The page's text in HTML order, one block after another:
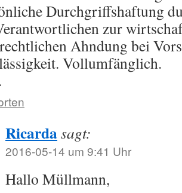
Durchgriffshaftung
zur
Ahndung bei
Vollumfänglich.
Ricardasagt:
2016-05-14 um 9:41 Uhr
Hallo Müllmann,